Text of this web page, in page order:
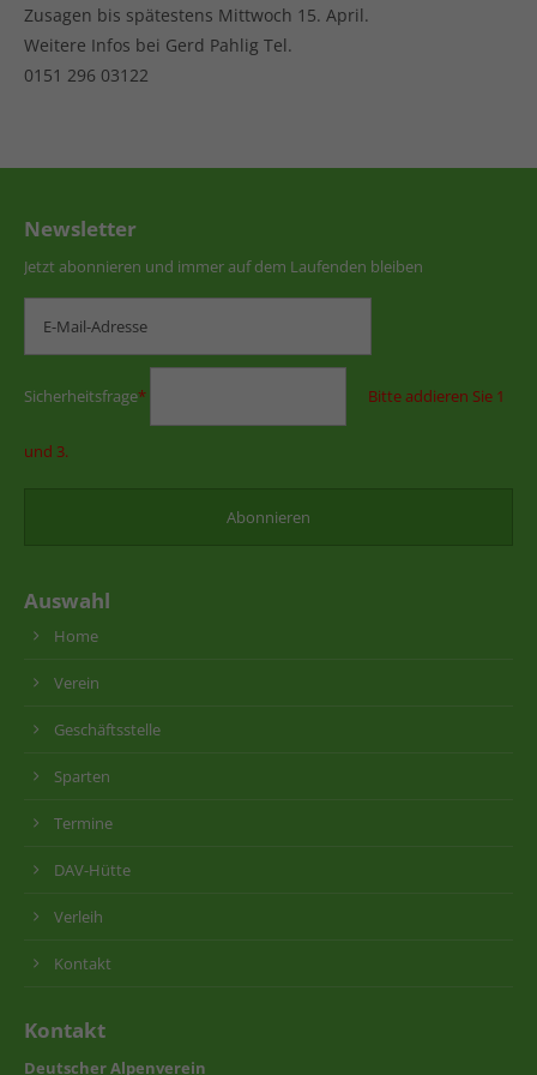
Zusagen bis spätestens Mittwoch 15. April.
Weitere Infos bei Gerd Pahlig Tel.
0151 296 03122
Newsletter
Jetzt abonnieren und immer auf dem Laufenden bleiben
Sicherheitsfrage* Bitte addieren Sie 1
und 3.
Auswahl
Home
Verein
Geschäftsstelle
Sparten
Termine
DAV-Hütte
Verleih
Kontakt
Kontakt
Deutscher Alpenverein